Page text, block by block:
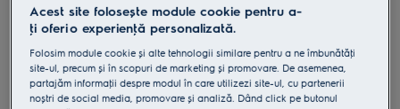
Atinge pentru zoom
ECFB03
Acest site folosește module cookie pentru a-
ţi oferi o experienţă personalizată.
Folosim module cookie și alte tehnologii similare pentru a ne îmbunătăţi
site-ul, precum și în scopuri de marketing și promovare. De asemenea,
partajăm informaţii despre modul în care utilizezi site-ul, cu partenerii
noștri de social media, promovare și analiză. Dând click pe butonul